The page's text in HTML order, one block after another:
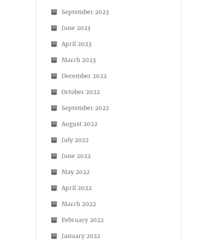
September 2023
June 2023
April 2023
March 2023
December 2022
October 2022
September 2022
August 2022
July 2022
June 2022
May 2022
April 2022
March 2022
February 2022
January 2022